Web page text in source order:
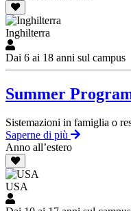
Inghilterra
Dai 6 ai 18 anni sul campus
Summer
Sistemazioni in famiglia o
Saperne di più
Anno all’estero
USA